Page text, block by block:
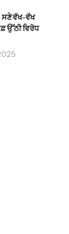
ਸਣੇ ਵੱਖ-ਵੱਖ
ਉੱਠੀ ਵਿਰੋਧ